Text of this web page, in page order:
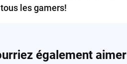
tous les gamers!
également aimer